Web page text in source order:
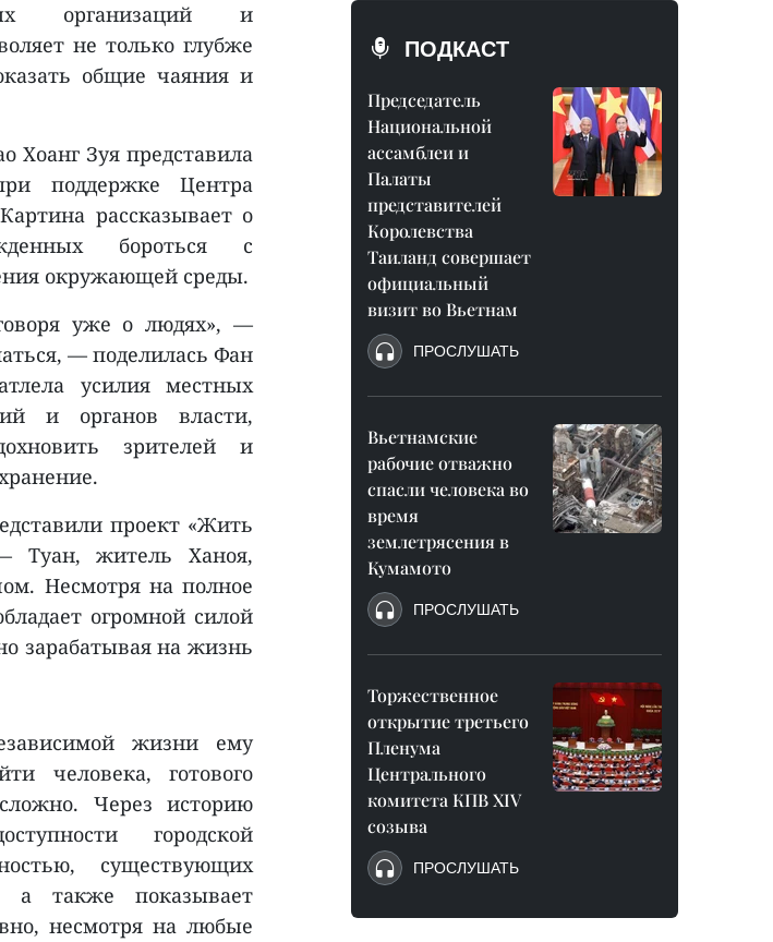
организаций и
не только глубже
общие чаяния и
Зуя представила
поддержке Центра
рассказывает о
бороться с
окружающей среды.
уже о людях», —
— поделилась Фан
усилия местных
и органов власти,
зрителей и
проект «Жить
Туан, житель Ханоя,
Несмотря на полное
огромной силой
зарабатывая на жизнь
жизни ему
человека, готового
Через историю
городской
существующих
а также показывает
несмотря на любые
ПОДКАСТ
Председатель
Национальной
ассамблеи и
Палаты
представителей
Королевства
Таиланд совершает
официальный
визит во Вьетнам
ПРОСЛУШАТЬ
Вьетнамские
рабочие отважно
спасли человека во
время
землетрясения в
Кумамото
ПРОСЛУШАТЬ
Торжественное
открытие третьего
Пленума
Центрального
комитета КПВ XIV
созыва
ПРОСЛУШАТЬ